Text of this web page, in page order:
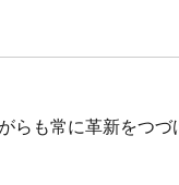
らも常に革新をつ